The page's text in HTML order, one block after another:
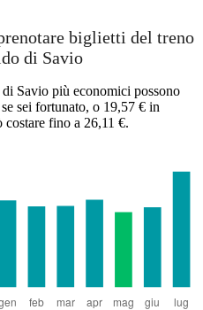
biglietti del treno
di Savio
Savio più economici possono
sei fortunato, o 19,57 € in
fino a 26,11 €.